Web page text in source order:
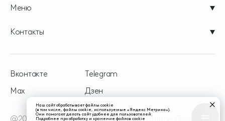
Меню
Контакты
@2026 - официальный сайт курорта Газпром Поляна
Вконтакте
Telegram
Max
Дзен
Наш сайт обрабатывает файлы cookie
(в том числе, файлы cookie, используемые «Яндекс Метрика»).
Они помогают делать сайт удобнее для пользователей.
Подробнее про обработку и хранение файлов cookie